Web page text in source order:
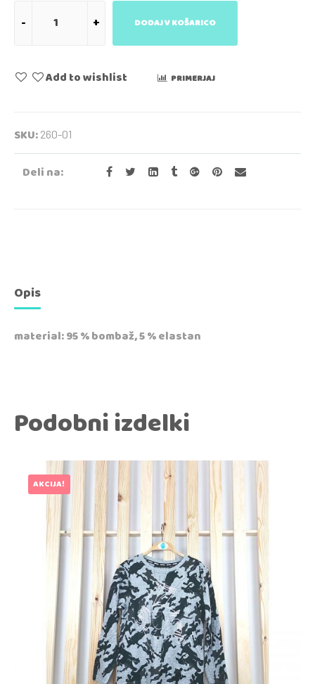
DODAJ V KOŠARICO
Add to wishlist PRIMERJAJ
SKU: 260-01
Deli na:
Opis
material: 95 % bombaž, 5 % elastan
Podobni izdelki
AKCIJA!